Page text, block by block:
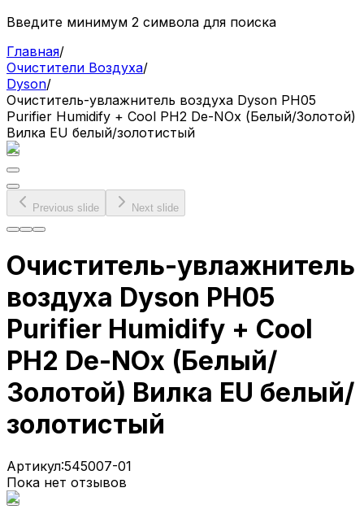
Введите минимум 2 символа для поиска
Главная/
Очистители Воздуха/
Dyson/
Очиститель-увлажнитель воздуха Dyson PH05
Purifier Humidify + Cool PH2 De-NOx (Белый/Золотой)
Вилка EU белый/золотистый
Previous slide Next slide
Очиститель-увлажнитель
воздуха Dyson PH05
Purifier Humidify + Cool
PH2 De-NOx (Белый/
Золотой) Вилка EU белый/
золотистый
Артикул:545007-01
Пока нет отзывов